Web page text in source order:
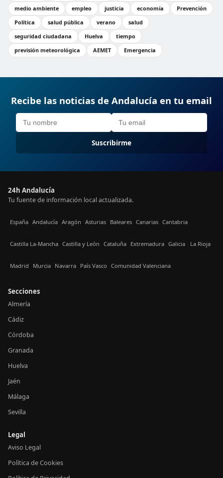
medio ambiente
empleo justicia economía
Prevención
Política
salud pública verano
salud
seguridad ciudadana
Huelva
tiempo
previsión meteorológica
AEMET Emergencia
Recibe las noticias de Andalucía en tu email
Suscribirme
24h Andalucía
Tu fuente de información local actualizada.
España Andalucía Aragón Asturias Baleares Canarias Cantabria
Castilla La-Mancha Castilla y León Cataluña Extremadura Galicia La Rioja
Madrid Murcia Navarra País Vasco Comunidad Valenciana
Secciones
Almería
Cádiz
Córdoba
Granada
Huelva
Jaén
Málaga
Sevilla
Legal
Aviso Legal
Política de Cookies